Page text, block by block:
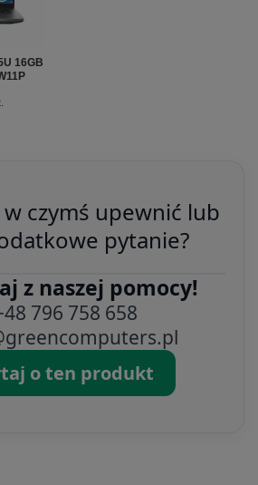
16GB
w czymś upewnić lub
pytanie?
z naszej pomocy!
796 758 658
o ten produkt